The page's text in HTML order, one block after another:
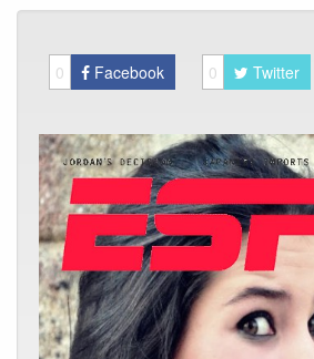
0 Facebook 0 Twitter